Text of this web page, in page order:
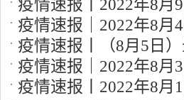
疫情速报丨2022年8月
例、本土无症状感染者
疫情速报｜2022年8月
例，新增本土无症状感
疫情速报丨（8月5日
速览 8月5日 10:48
疫情速报｜2022年8月
例、本土无症状感染者
疫情速报丨2022年8月